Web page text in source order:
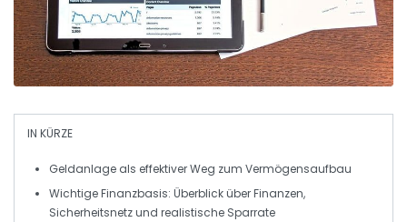
IN KÜRZE
Geldanlage als effektiver Weg zum Vermögensaufbau
WichtigeFinanzbasis: Überblick überFinanzen,
Sicherheitsnetz und realistische Sparrate